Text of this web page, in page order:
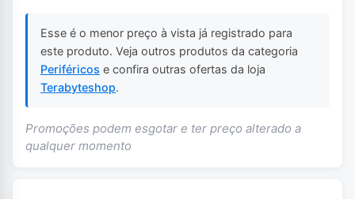
Esse é o menor preço à vista já registrado para
este produto. Veja outros produtos da categoria
Periféricos e confira outras ofertas da loja
Terabyteshop.
Promoções podem esgotar e ter preço alterado a
qualquer momento